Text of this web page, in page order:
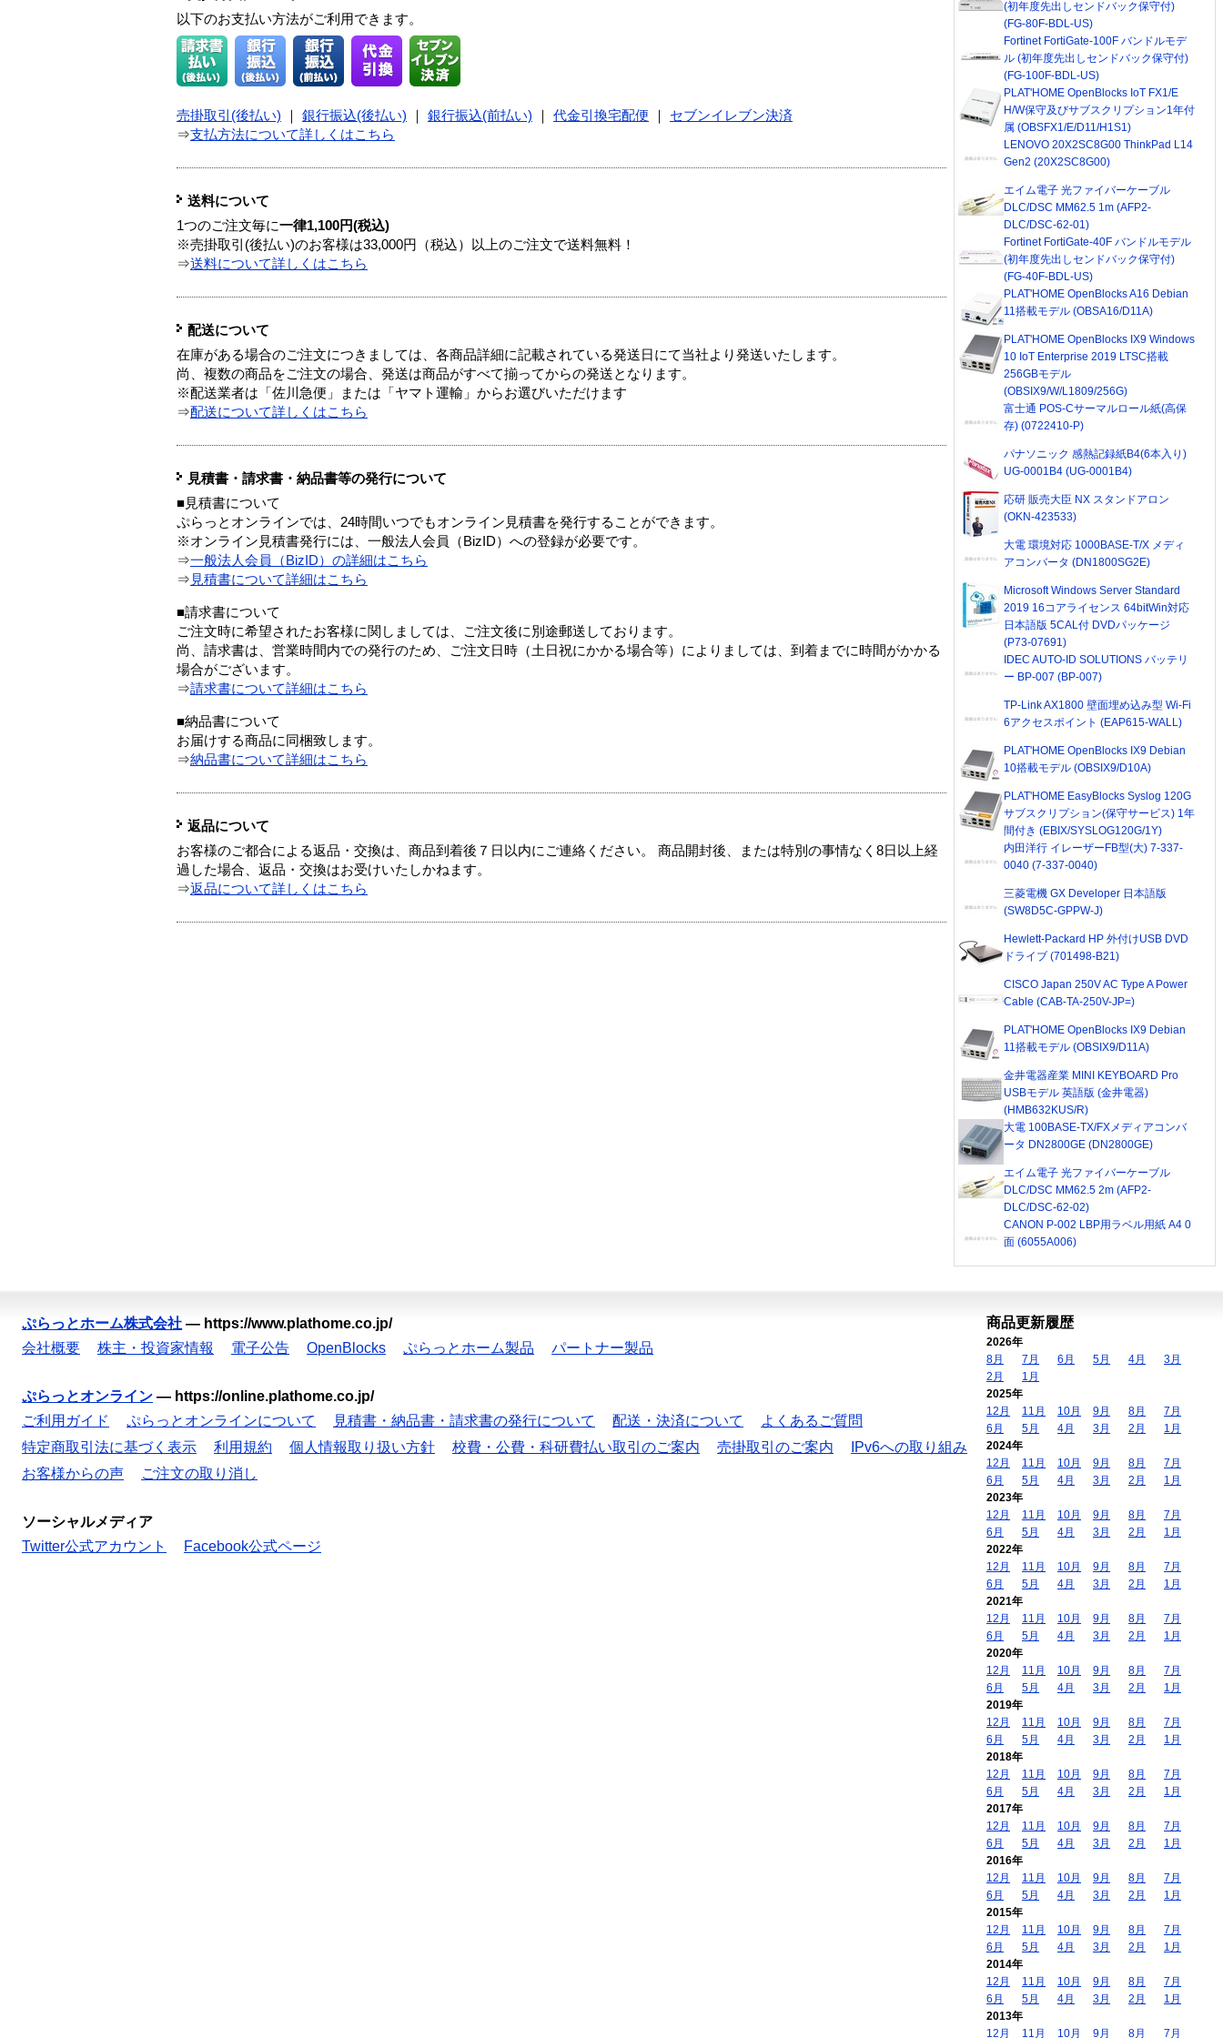
以下のお支払い方法がご利用できます。
売掛取引(後払い) 銀行振込(後払い) 銀行振込(前払い) 代金引換宅配便
セブンイレブン決済
⇒支払方法について詳しくはこちら
送料について
1つのご注文毎に一律1,100円(税込)
※売掛取引(後払い)のお客様は33,000円（税込）以上のご注文で送料無料！
⇒送料について詳しくはこちら
配送について
在庫がある場合のご注文につきましては、各商品詳細に記載されている発送日にて当社より発送いたします。
尚、複数の商品をご注文の場合、発送は商品がすべて揃ってからの発送となります。
※配送業者は「佐川急便」または「ヤマト運輸」からお選びいただけます
⇒配送について詳しくはこちら
見積書・請求書・納品書等の発行について
■見積書について
ぷらっとオンラインでは、24時間いつでもオンライン見積書を発行することができます。
※オンライン見積書発行には、一般法人会員（BizID）への登録が必要です。
⇒一般法人会員（BizID）の詳細はこちら
⇒ 見積書について詳細はこちら
■請求書について
ご注文時に希望されたお客様に関しましては、ご注文後に別途郵送しております。
尚、請求書は、営業時間内での発行のため、ご注文日時（土日祝にかかる場合等）によりましては、到着までに時間がかかる
場合がございます。
⇒請求書について詳細はこちら
■納品書について
お届けする商品に同梱致します。
⇒納品書について詳細はこちら
返品について
お客様のご都合による返品・交換は、商品到着後７日以内にご連絡ください。 商品開封後、または特別の事情なく8日以上経
過した場合、返品・交換はお受けいたしかねます。
⇒返品について詳しくはこちら
(初年度先出しセンドバック保守付)
(FG-80F-BDL-US)
Fortinet FortiGate-100F バンドルモデ
ル (初年度先出しセンドバック保守付)
(FG-100F-BDL-US)
PLAT'HOME OpenBlocks IoT FX1/E
H/W保守及びサブスクリプション1年付
属 (OBSFX1/E/D11/H1S1)
LENOVO 20X2SC8G00 ThinkPad L14
Gen2 (20X2SC8G00)
エイム電子 光ファイバーケーブル
DLC/DSC MM62.5 1m (AFP2-
DLC/DSC-62-01)
Fortinet FortiGate-40F バンドルモデル
(初年度先出しセンドバック保守付)
(FG-40F-BDL-US)
PLAT'HOME OpenBlocks A16 Debian
11搭載モデル (OBSA16/D11A)
PLAT'HOME OpenBlocks IX9 Windows
10 IoT Enterprise 2019 LTSC搭載
256GBモデル
(OBSIX9/W/L1809/256G)
富士通 POS-Cサーマルロール紙(高保
存) (0722410-P)
パナソニック 感熱記録紙B4(6本入り)
UG-0001B4 (UG-0001B4)
応研 販売大臣 NX スタンドアロン
(OKN-423533)
大電 環境対応 1000BASE-T/X メディ
アコンバータ (DN1800SG2E)
Microsoft Windows Server Standard
2019 16コアライセンス 64bitWin対応
日本語版 5CAL付 DVDパッケージ
(P73-07691)
IDEC AUTO-ID SOLUTIONS バッテリ
ー BP-007 (BP-007)
TP-Link AX1800 壁面埋め込み型 Wi-Fi
6アクセスポイント (EAP615-WALL)
PLAT'HOME OpenBlocks IX9 Debian
10搭載モデル (OBSIX9/D10A)
PLAT'HOME EasyBlocks Syslog 120G
サブスクリプション(保守サービス) 1年
間付き (EBIX/SYSLOG120G/1Y)
内田洋行 イレーザーFB型(大) 7-337-
0040 (7-337-0040)
三菱電機 GX Developer 日本語版
(SW8D5C-GPPW-J)
Hewlett-Packard HP 外付けUSB DVD
ドライブ (701498-B21)
CISCO Japan 250V AC Type A Power
Cable (CAB-TA-250V-JP=)
PLAT'HOME OpenBlocks IX9 Debian
11搭載モデル (OBSIX9/D11A)
金井電器産業 MINI KEYBOARD Pro
USBモデル 英語版 (金井電器)
(HMB632KUS/R)
大電 100BASE-TX/FXメディアコンバ
ータ DN2800GE (DN2800GE)
エイム電子 光ファイバーケーブル
DLC/DSC MM62.5 2m (AFP2-
DLC/DSC-62-02)
CANON P-002 LBP用ラベル用紙 A4 0
面 (6055A006)
ぷらっとホーム株式会社 — https://www.plathome.co.jp/
会社概要
株主・投資家情報 電子公告 OpenBlocks ぷらっとホーム製品 パートナー製品
ぷらっとオンライン — https://online.plathome.co.jp/
ご利用ガイド
ぷらっとオンラインについて 見積書・納品書・請求書の発行について 配送・決済について
よくあるご質問
特定商取引法に基づく表示
利用規約 個人情報取り扱い方針 校費・公費・科研費払い取引のご案内 売掛取引のご案内
IPv6への取り組み
お客様からの声
ご注文の取り消し
ソーシャルメディア
Twitter公式アカウント
Facebook公式ページ
商品更新履歴
2026年
8月
7月 6月 5月 4月
3月
2月
1月
2025年
12月
11月 10月 9月 8月
7月
6月
5月 4月 3月 2月
1月
2024年
12月
11月 10月 9月 8月
7月
6月
5月 4月 3月 2月
1月
2023年
12月
11月 10月 9月 8月
7月
6月
5月 4月 3月 2月
1月
2022年
12月
11月 10月 9月 8月
7月
6月
5月 4月 3月 2月
1月
2021年
12月
11月 10月 9月 8月
7月
6月
5月 4月 3月 2月
1月
2020年
12月
11月 10月 9月 8月
7月
6月
5月 4月 3月 2月
1月
2019年
12月
11月 10月 9月 8月
7月
6月
5月 4月 3月 2月
1月
2018年
12月
11月 10月 9月 8月
7月
6月
5月 4月 3月 2月
1月
2017年
12月
11月 10月 9月 8月
7月
6月
5月 4月 3月 2月
1月
2016年
12月
11月 10月 9月 8月
7月
6月
5月 4月 3月 2月
1月
2015年
12月
11月 10月 9月 8月
7月
6月
5月 4月 3月 2月
1月
2014年
12月
11月 10月 9月 8月
7月
6月
5月 4月 3月 2月
1月
2013年
12月
11月 10月 9月 8月 7月